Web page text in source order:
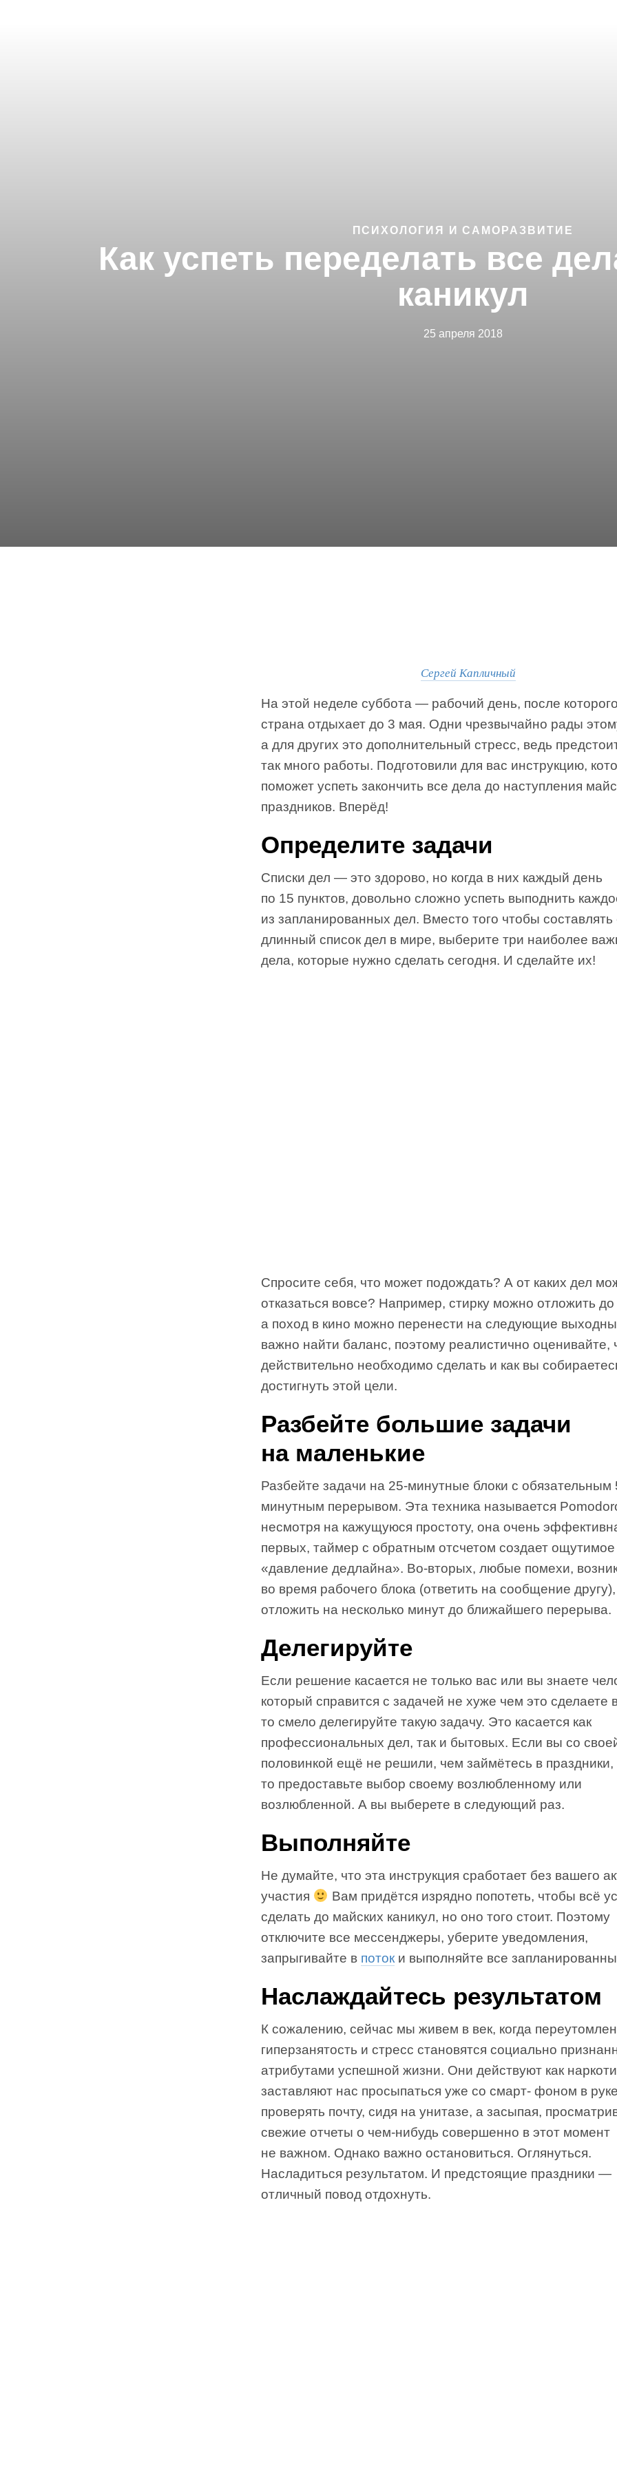
ПСИХОЛОГИЯ И САМОРАЗВИТИЕ
Как успеть переделать все
каникул
25 апреля 2018
Сергей Капличный
На этой неделе суббота — рабочий день, после
страна отдыхает до 3 мая. Одни чрезвычайно рады
а для других это дополнительный стресс, ведь
так много работы. Подготовили для вас инструкцию,
поможет успеть закончить все дела до наступления
праздников. Вперёд!
Определите задачи
Списки дел — это здорово, но когда в них каждый день
по 15 пунктов, довольно сложно успеть выподнить
из запланированных дел. Вместо того чтобы
длинный список дел в мире, выберите три наиболее
дела, которые нужно сделать сегодня. И сделайте их!
Спросите себя, что может подождать? А от каких дел
отказаться вовсе? Например, стирку можно отложить
а поход в кино можно перенести на следующие
важно найти баланс, поэтому реалистично оценивайте,
действительно необходимо сделать и как вы
достигнуть этой цели.
Разбейте большие задачи
на маленькие
Разбейте задачи на 25-минутные блоки с обязательным
минутным перерывом. Эта техника называется
несмотря на кажущуюся простоту, она очень
первых, таймер с обратным отсчетом создает ощутимое
«давление дедлайна». Во-вторых, любые помехи,
во время рабочего блока (ответить на сообщение другу),
отложить на несколько минут до ближайшего перерыва.
Делегируйте
Если решение касается не только вас или вы знаете
который справится с задачей не хуже чем это сделаете
то смело делегируйте такую задачу. Это касается как
профессиональных дел, так и бытовых. Если вы со
половинкой ещё не решили, чем займётесь в праздники,
то предоставьте выбор своему возлюбленному или
возлюбленной. А вы выберете в следующий раз.
Выполняйте
Не думайте, что эта инструкция сработает без вашего
участия
Вам придётся изрядно попотеть, чтобы всё
сделать до майских каникул, но оно того стоит. Поэтому
отключите все мессенджеры, уберите уведомления,
запрыгивайте в поток и выполняйте все
Наслаждайтесь результатом
К сожалению, сейчас мы живем в век, когда
гиперзанятость и стресс становятся социально
атрибутами успешной жизни. Они действуют как
заставляют нас просыпаться уже со смарт‐ фоном в
проверять почту, сидя на унитазе, а засыпая,
свежие отчеты о чем‐нибудь совершенно в этот момент
не важном. Однако важно остановиться. Оглянуться.
Насладиться результатом. И предстоящие праздники —
отличный повод отдохнуть.